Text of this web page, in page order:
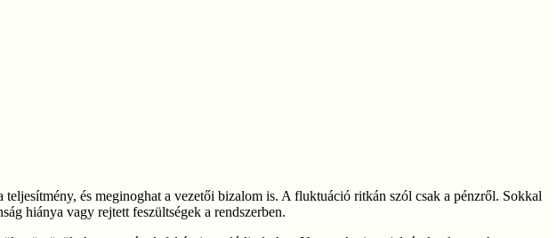
és meginoghat a vezetői bizalom is. A fluktuáció ritkán szól csak a pénzről. Sokkal
hiánya vagy rejtett feszültségek a rendszerben.